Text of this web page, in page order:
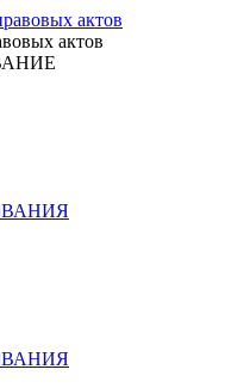
актов